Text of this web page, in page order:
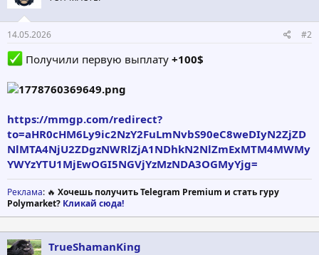
:
14.05.2026 #2
Получили первую выплату +100$
https://mmgp.com/redirect?
to=aHR0cHM6Ly9ic2NzY2FuLmNvbS90eC8weDIyN2ZjZD
NlMTA4NjU2ZDgzNWRlZjA1NDhkN2NlZmExMTM4MWMy
YWYzYTU1MjEwOGI5NGVjYzMzNDA3OGMyYjg=
Реклама: 🔥 Хочешь получить Telegram Premium и стать гуру
Polymarket? Кликай сюда!
TrueShamanKing